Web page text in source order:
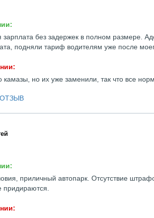
без задержек в полном размере.
подняли тариф водителям уже после
но их уже заменили, так что все норм.
приличный автопарк. Отсутствие
придираются.